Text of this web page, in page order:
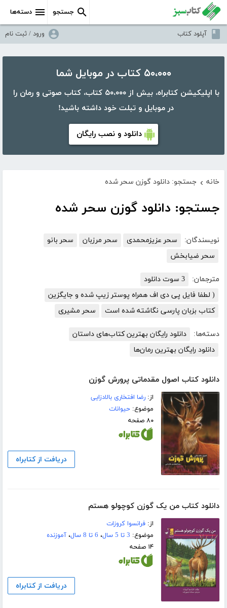
دسته‌ها جستجو
آپلود کتاب ورود / ثبت نام
۵۰،۰۰۰ کتاب در موبایل شما
با اپلیکیشن کتابراه، بیش از ۵۰،۰۰۰ کتاب، کتاب صوتی و رمان را
در موبایل و تبلت خود داشته باشید!
دانلود و نصب رایگان
خانه › جستجو: دانلود گوزن سحر شده
جستجو: دانلود گوزن سحر شده
نویسندگان: سحر عزیزمحمدی سحر مرزبان
سحر بانو
سحر ضیابخش
مترجمان:
3 سوت دانلود
( لطفا فایل پی دی اف همراه پوستر زیپ شده و جایگزین
کتاب بزبان پارسی نگاشته شده است
سحر مشیری
دسته‌ها:
دانلود رایگان بهترین کتاب‌های داستان
دانلود رایگان بهترین رمان‌ها
دانلود کتاب اصول مقدماتی پرورش گوزن
از:رضا افتخاری بالادزایی
موضوع:حیوانات
۸۰ صفحه
دریافت از کتابراه
دانلود کتاب من یک گوزن کوچولو هستم
از:فرانسوا کروزات
موضوع: 3 تا 5 سال ، 6 تا 8 سال ،آموزنده
۱۴ صفحه
دریافت از کتابراه